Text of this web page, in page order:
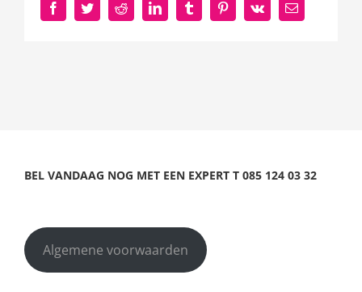
FacebookTwitterRedditLinkedInTumblr PinterestVk
E-
mail
BEL VANDAAG NOG MET EEN EXPERT T 085 124 03 32
Algemene voorwaarden